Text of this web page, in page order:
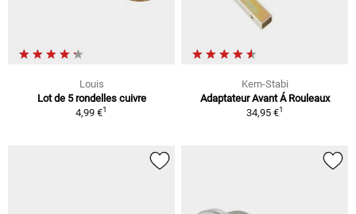
Louis
Lot de 5 rondelles cuivre
4,99 €1
Kern-Stabi
Adaptateur Avant Á Rouleaux
34,95 €1